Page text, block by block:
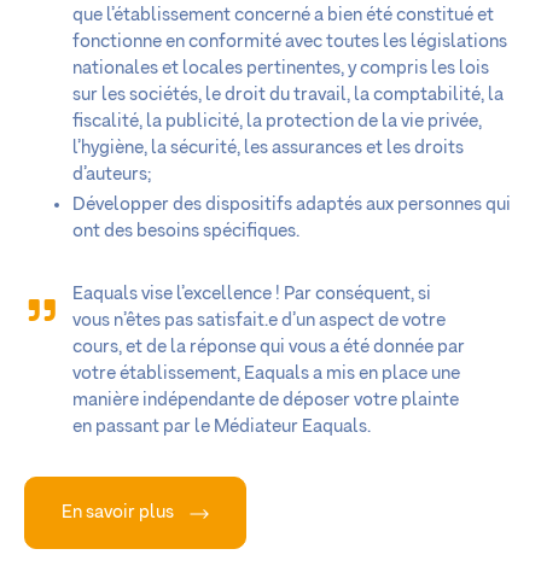
que l’établissement concerné a bien été constitué et
fonctionne en conformité avec toutes les législations
nationales et locales pertinentes, y compris les lois
sur les sociétés, le droit du travail, la comptabilité, la
fiscalité, la publicité, la protection de la vie privée,
l’hygiène, la sécurité, les assurances et les droits
d’auteurs;
Développer des dispositifs adaptés aux personnes qui
ont des besoins spécifiques.
Eaquals vise l’excellence ! Par conséquent, si
vous n’êtes pas satisfait.e d’un aspect de votre
cours, et de la réponse qui vous a été donnée par
votre établissement, Eaquals a mis en place une
manière indépendante de déposer votre plainte
en passant par le Médiateur Eaquals.
En savoir plus